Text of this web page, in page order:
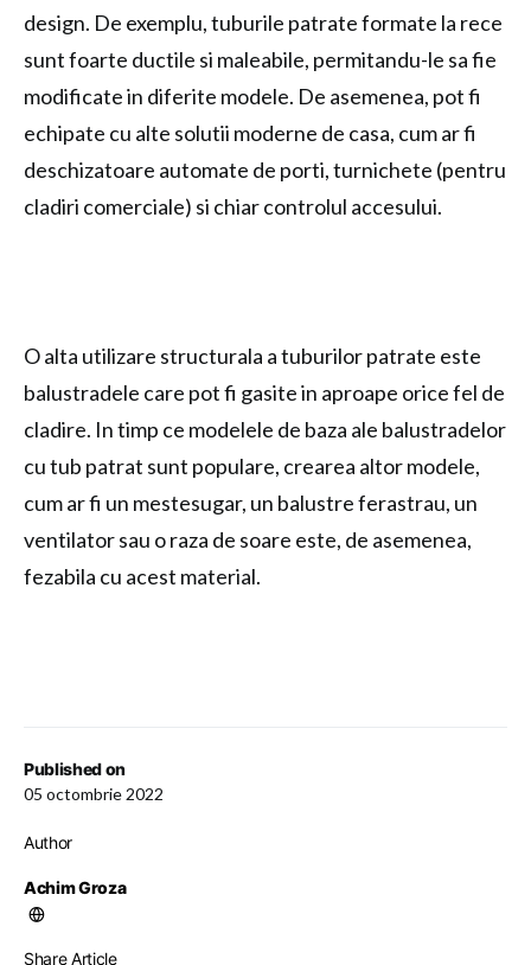
Published on
05 octombrie 2022
Author
Achim Groza
Share Article
design. De exemplu, tuburile patrate formate la rece
sunt foarte ductile si maleabile, permitandu-le sa fie
modificate in diferite modele. De asemenea, pot fi
echipate cu alte solutii moderne de casa, cum ar fi
deschizatoare automate de porti, turnichete (pentru
cladiri comerciale) si chiar controlul accesului.
O alta utilizare structurala a tuburilor patrate este
balustradele care pot fi gasite in aproape orice fel de
cladire. In timp ce modelele de baza ale balustradelor
cu tub patrat sunt populare, crearea altor modele,
cum ar fi un mestesugar, un balustre ferastrau, un
ventilator sau o raza de soare este, de asemenea,
fezabila cu acest material.